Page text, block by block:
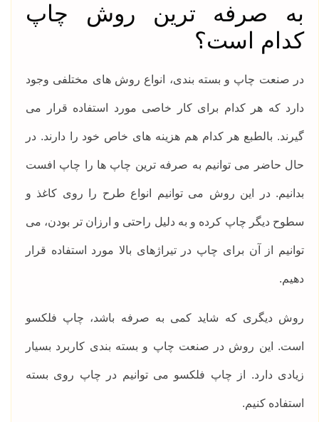
به صرفه ترین روش چاپ
کدام است؟
در صنعت چاپ و بسته بندی، انواع روش های مختلفی وجود
دارد که هر کدام برای کار خاصی مورد استفاده قرار می
گیرند. بالطبع هر کدام هم هزینه های خاص خود را دارند. در
حال حاضر می توانیم به صرفه ترین چاپ ها را چاپ افست
بدانیم. در این روش می توانیم انواع طرح را روی کاغذ و
سطوح دیگر چاپ کرده و به دلیل راحتی و ارزان تر بودن، می
توانیم از آن برای چاپ در تیراژهای بالا مورد استفاده قرار
دهیم.
روش دیگری که شاید کمی به صرفه باشد، چاپ فلکسو
است. این روش در صنعت چاپ و بسته بندی کاربرد بسیار
زیادی دارد. از چاپ فلکسو می توانیم در چاپ روی بسته
استفاده کنیم.